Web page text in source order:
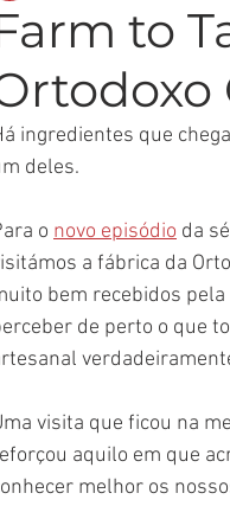
to
ingredientes que
deles.
o novo episódio da
a fábrica da
bem recebidos
de perto o que
visita que ficou na
aquilo em que
melhor os